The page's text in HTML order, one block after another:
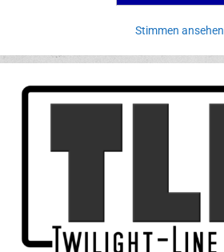
Stimmen ansehen